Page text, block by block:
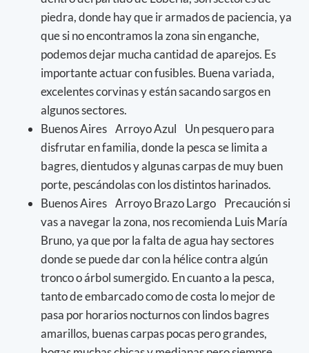
piedra, donde hay que ir armados de paciencia, ya
que si no encontramos la zona sin enganche,
podemos dejar mucha cantidad de aparejos. Es
importante actuar con fusibles. Buena variada,
excelentes corvinas y están sacando sargos en
algunos sectores.
Buenos Aires Arroyo Azul Un pesquero para
disfrutar en familia, donde la pesca se limita a
bagres, dientudos y algunas carpas de muy buen
porte, pescándolas con los distintos harinados.
Buenos Aires Arroyo Brazo Largo Precaución si
vas a navegar la zona, nos recomienda Luis María
Bruno, ya que por la falta de agua hay sectores
donde se puede dar con la hélice contra algún
tronco o árbol sumergido. En cuanto a la pesca,
tanto de embarcado como de costa lo mejor de
pasa por horarios nocturnos con lindos bagres
amarillos, buenas carpas pocas pero grandes,